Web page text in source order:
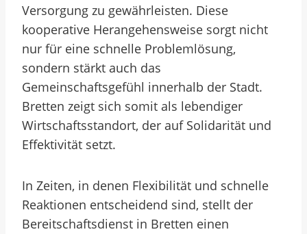
Versorgung zu gewährleisten. Diese
kooperative Herangehensweise sorgt nicht
nur für eine schnelle Problemlösung,
sondern stärkt auch das
Gemeinschaftsgefühl innerhalb der Stadt.
Bretten zeigt sich somit als lebendiger
Wirtschaftsstandort, der auf Solidarität und
Effektivität setzt.
In Zeiten, in denen Flexibilität und schnelle
Reaktionen entscheidend sind, stellt der
Bereitschaftsdienst in Bretten einen